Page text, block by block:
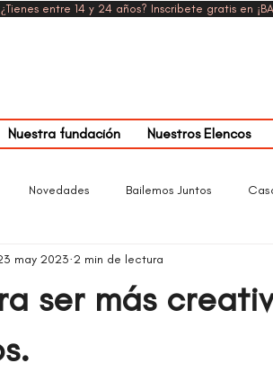
¿Tienes entre 14 y 24 años? Inscribete gratis en
Nuestra fundación Nuestros Elencos
Novedades Bailemos Juntos
Parchados con Timbalé
ser más
may 2023 2 min de lectura